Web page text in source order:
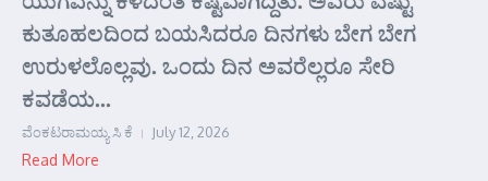
ಕುತೂಹಲದಿಂದ ಬಯಸಿದರೂ ದಿನಗಳು ಬೇಗ ಬೇಗ
ಉರುಳಲೊಲ್ಲವು. ಒಂದು ದಿನ ಅವರೆಲ್ಲರೂ ಸೇರಿ
ಕವಡೆಯ...
ವೆಂಕಟರಾಮಯ್ಯ ಸಿ ಕೆ July 12, 2026
Read More